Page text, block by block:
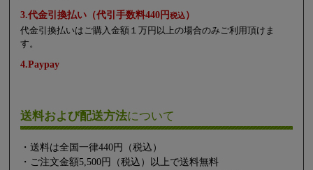
3.代金引換払い（代引手数料440円税込）
代金引換払いはご購入金額１万円以上の場合のみご利用頂けま
す。
4.Paypay
送料および配送方法について
・送料は全国一律440円（税込）
・ご注文金額5,500円（税込）以上で送料無料